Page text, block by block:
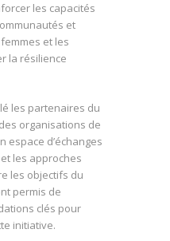
les capacités
et
et les
la résilience
les partenaires du
organisations de
espace d’échanges
les approches
les objectifs du
permis de
clés pour
initiative.